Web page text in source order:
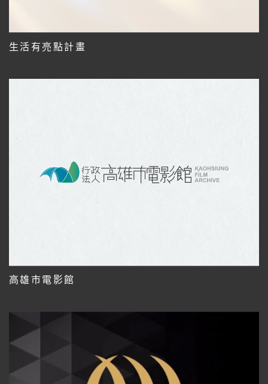
生活有亮點計畫
高雄市電影館